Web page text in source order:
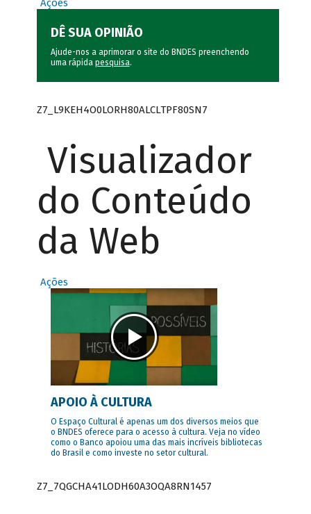
Ações
DÊ SUA OPINIÃO
Ajude-nos a aprimorar o site do BNDES preenchendo
uma rápida pesquisa.
Z7_L9KEH4O0LORH80ALCLTPF80SN7
Visualizador
do Conteúdo
da Web
Ações
APOIO À CULTURA
O Espaço Cultural é apenas um dos diversos meios que
o BNDES oferece para o acesso à cultura. Veja no vídeo
como o Banco apoiou uma das mais incríveis bibliotecas
do Brasil e como investe no setor cultural.
Z7_7QGCHA41LODH60A3OQA8RN1457